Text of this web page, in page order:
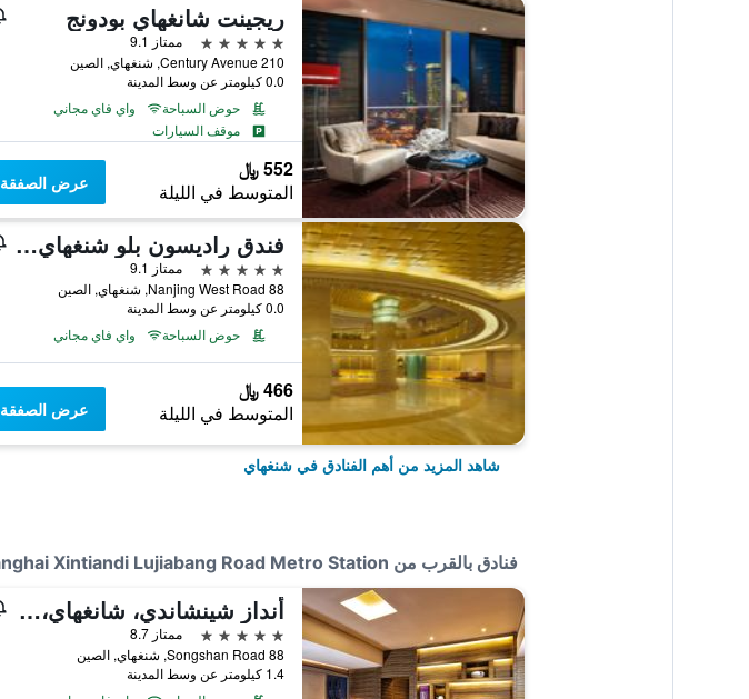
ريجينت شانغهاي بودونج
5 نجوم
ممتاز 9.1
210 Century Avenue, شنغهاي, الصين
0.0 كيلومتر عن وسط المدينة
حوض السباحة
واي فاي مجاني
موقف السيارات
552 ﷼
المتوسط في الليلة عرض الصفقة
فندق راديسون بلو شنغهاي نيو وورلد
5 نجوم
ممتاز 9.1
88 Nanjing West Road, شنغهاي, الصين
0.0 كيلومتر عن وسط المدينة
حوض السباحة
واي فاي مجاني
466 ﷼
المتوسط في الليلة عرض الصفقة
شاهد المزيد من أهم الفنادق في شنغهاي
فنادق بالقرب من Home Inn Plus Shanghai Xintiandi Lujiabang Road Metro Station
أنداز شينشاندي، شانغهاي، باي حيات
5 نجوم
ممتاز 8.7
88 Songshan Road, شنغهاي, الصين
1.4 كيلومتر عن وسط المدينة